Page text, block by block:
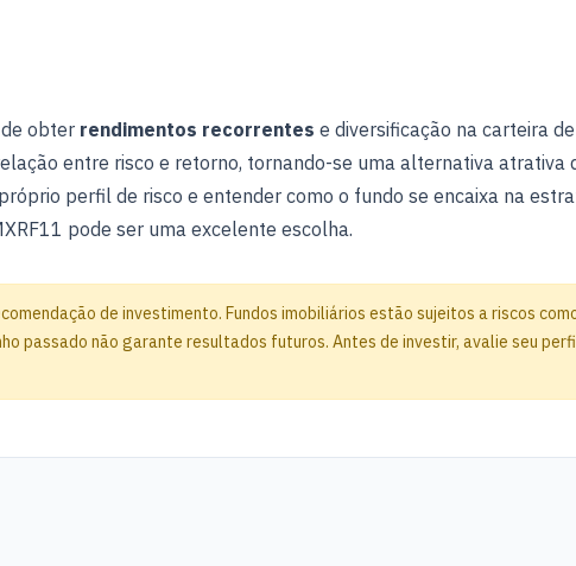
obter rendimentos recorrentes e diversificação na carteira
entre risco e retorno, tornando-se uma alternativa atrativa
perfil de risco e entender como o fundo se encaixa na
pode ser uma excelente escolha.
de investimento. Fundos imobiliários estão sujeitos a riscos
passado não garante resultados futuros. Antes de investir, avalie seu